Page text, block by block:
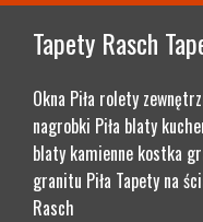
Tapety Rasch
Okna Piła rolety
nagrobki Piła blaty
blaty kamienne kostka
granitu Piła Tapety na
Rasch